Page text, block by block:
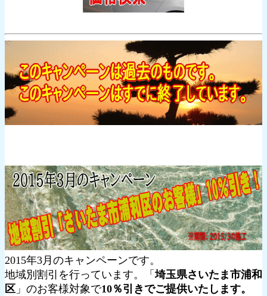
2015年3月のキャンペーンです。
地域別割引を行っています。「埼玉県さいたま市浦和
区 」のお客様対象で10％引きでご提供いたします。